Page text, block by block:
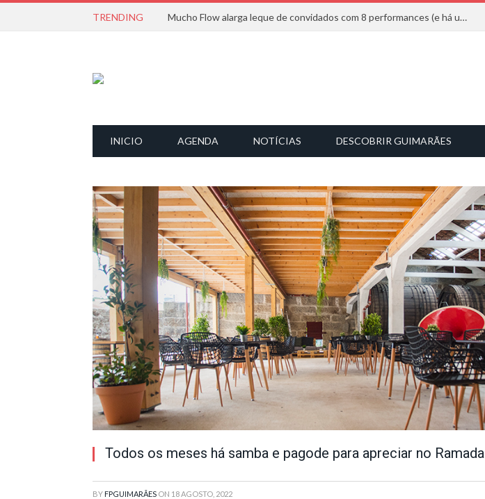
TRENDING Mucho Flow alarga leque de convidados com 8 performances (e há uma saída)
INICIO AGENDA NOTÍCIAS DESCOBRIR GUIMARÃES
Todos os meses há samba e pagode para apreciar no Ramada
BY FPGUIMARÃES ON 18 AGOSTO, 2022